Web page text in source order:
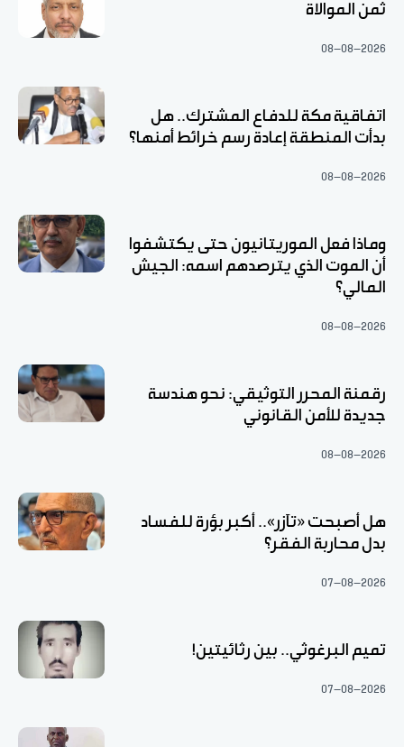
ثمن الموالاة
08-08-2026
اتفاقية مكة للدفاع المشترك.. هل
بدأت المنطقة إعادة رسم خرائط أمنها؟
08-08-2026
وماذا فعل الموريتانيون حتى يكتشفوا
أن الموت الذي يترصدهم اسمه: الجيش
المالي؟
08-08-2026
رقمنة المحرر التوثيقي: نحو هندسة
جديدة للأمن القانوني
08-08-2026
هل أصبحت «تآزر».. أكبر بؤرة للفساد
بدل محاربة الفقر؟
07-08-2026
تميم البرغوثي.. بين رثائيتين!
07-08-2026